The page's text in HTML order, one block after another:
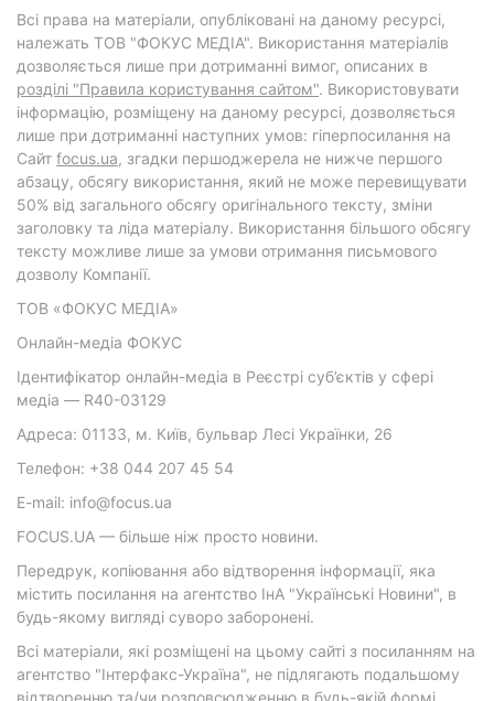
Всі права на матеріали, опубліковані на даному ресурсі,
належать ТОВ "ФОКУС МЕДІА". Використання матеріалів
дозволяється лише при дотриманні вимог, описаних в
розділі "Правила користування сайтом". Використовувати
інформацію, розміщену на даному ресурсі, дозволяється
лише при дотриманні наступних умов: гіперпосилання на
Cайт focus.ua, згадки першоджерела не нижче першого
абзацу, обсягу використання, який не може перевищувати
50% від загального обсягу оригінального тексту, зміни
заголовку та ліда матеріалу. Використання більшого обсягу
тексту можливе лише за умови отримання письмового
дозволу Компанії.
ТОВ «ФОКУС МЕДІА»
Онлайн-медіа ФОКУС
Ідентифікатор онлайн-медіа в Реєстрі суб’єктів у сфері
медіа — R40-03129
Адреса: 01133, м. Київ, бульвар Лесі Українки, 26
Телефон: +38 044 207 45 54
E-mail: info@focus.ua
FOCUS.UA — більше ніж просто новини.
Передрук, копіювання або відтворення інформації, яка
містить посилання на агентство ІнА "Українські Новини", в
будь-якому вигляді суворо заборонені.
Всі матеріали, які розміщені на цьому сайті з посиланням на
агентство "Інтерфакс-Україна", не підлягають подальшому